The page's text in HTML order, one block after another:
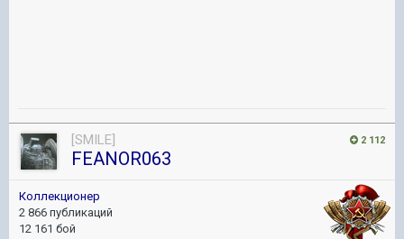
2 112
[SMILE]
FEANOR063
Коллекционер
2 866 публикаций
12 161 бой